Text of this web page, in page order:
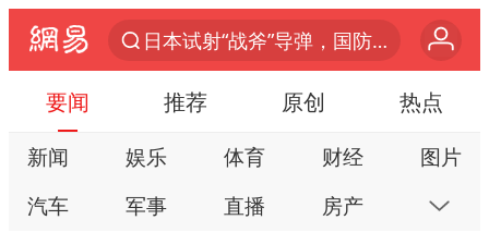
日本试射“战斧”导弹，国防部回应
向鹏0-3不敌张本智和
百花奖开幕式
要闻 推荐 原创 热点
新闻 娱乐 体育 财经
图片
汽车
军事 直播 房产
科技